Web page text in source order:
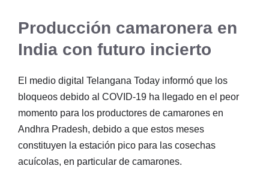
Producción camaronera en
India con futuro incierto
El medio digital Telangana Today informó que los
bloqueos debido al COVID-19 ha llegado en el peor
momento para los productores de camarones en
Andhra Pradesh, debido a que estos meses
constituyen la estación pico para las cosechas
acuícolas, en particular de camarones.